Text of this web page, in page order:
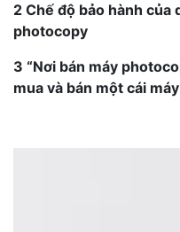
2 Chế độ bảo hành của
photocopy
3 “Nơi bán máy
mua và bán một cái máy